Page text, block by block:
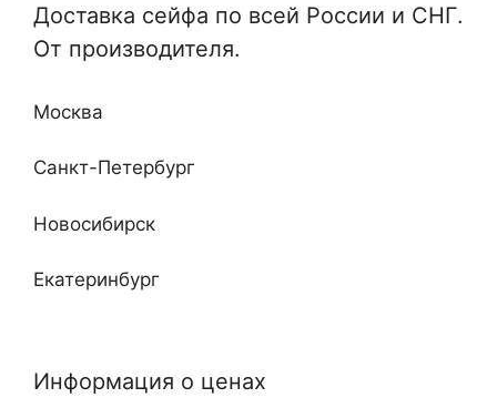
Кабинетные
Недорогие
Отдельные и монтируемые
и огню
Доставка сейфа по всей России и СНГ.
От производителя.
Москва
Санкт-Петербург
Новосибирск
Екатеринбург
Казань
Информация о ценах